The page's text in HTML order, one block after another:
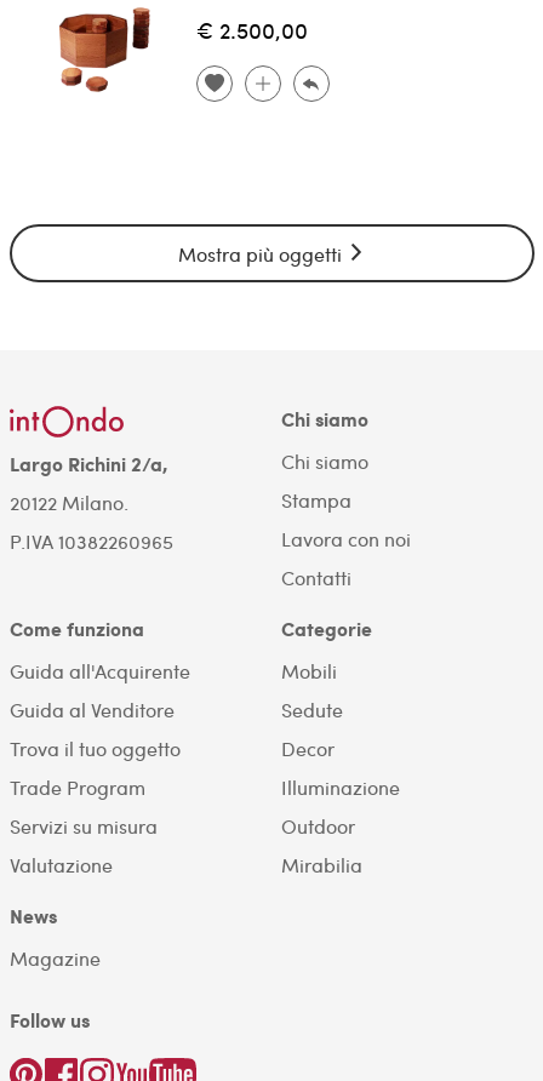
€ 2.500,00
Mostra più oggetti
Largo Richini 2/a,
20122 Milano.
P.IVA 10382260965
Chi siamo
Chi siamo
Stampa
Lavora con noi
Contatti
Come funziona
Guida all'Acquirente
Guida al Venditore
Trova il tuo oggetto
Trade Program
Servizi su misura
Valutazione
Categorie
Mobili
Sedute
Decor
Illuminazione
Outdoor
Mirabilia
News
Magazine
Follow us